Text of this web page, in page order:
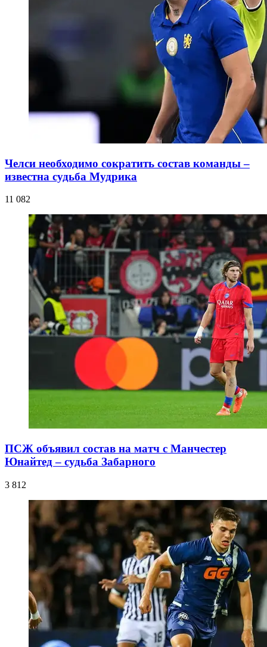
Челси необходимо сократить состав команды –
известна судьба Мудрика
11 082
ПСЖ объявил состав на матч с Манчестер
Юнайтед – судьба Забарного
3 812